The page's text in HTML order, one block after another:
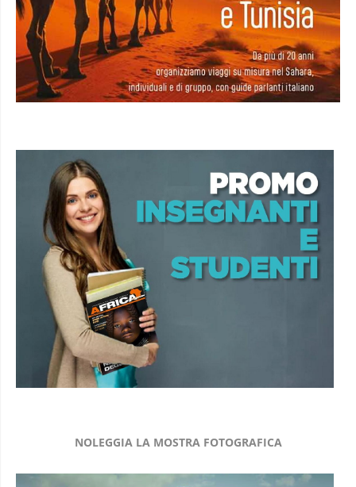
NOLEGGIA LA MOSTRA FOTOGRAFICA